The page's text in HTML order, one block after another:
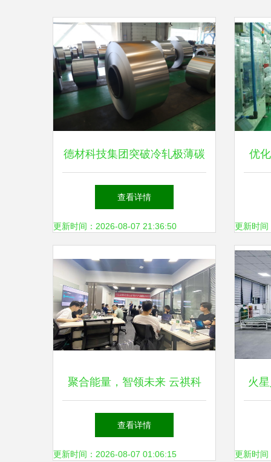
德材科技集团突破冷轧极薄碳
钢技术，助推新兴能源产业升
级
查看详情
更新时间：2026-08-07 21:36:50
优
更新时
聚合能量，智领未来 云祺科
技《新兴能源技术研发》客户
赋能培练营圆满收官
查看详情
更新时间：2026-08-07 01:06:15
火
更新时